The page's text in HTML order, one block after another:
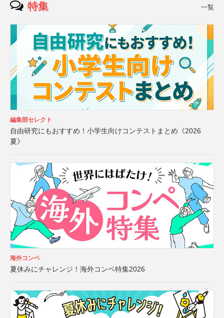
特集 一覧
編集部セレクト
自由研究にもおすすめ！小学生向けコンテストまとめ《2026
夏》
海外コンペ
夏休みにチャレンジ！海外コンペ特集2026